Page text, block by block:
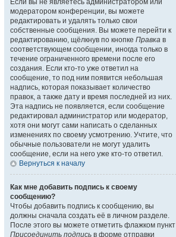
Если вы не являетесь администратором или
модератором конференции, вы можете
редактировать и удалять только свои
собственные сообщения. Вы можете перейти к
редактированию, щёлкнув по кнопке Правка в
соответствующем сообщении, иногда только в
течение ограниченного времени после его
создания. Если кто-то уже ответил на
сообщение, то под ним появится небольшая
надпись, которая показывает количество
правок, а также дату и время последней из них.
Эта надпись не появляется, если сообщение
редактировал администратор или модератор,
хотя они могут сами написать о сделанных
изменениях по своему усмотрению. Учтите, что
обычные пользователи не могут удалить
сообщение, если на него уже кто-то ответил.
Вернуться к началу
Как мне добавить подпись к своему
сообщению?
Чтобы добавить подпись к сообщению, вы
должны сначала создать её в личном разделе.
После этого вы можете отметить флажком пункт
Присоединить подпись в форме отправки